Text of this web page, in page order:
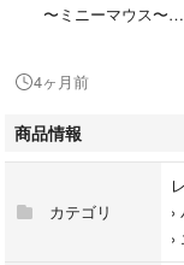
〜ミニーマウス〜
《スタンダードプロダク
の折りたたみショッピ
横46cm 縦58cm 底まち
4ヶ月前
商品情報
カテゴリ
›
›